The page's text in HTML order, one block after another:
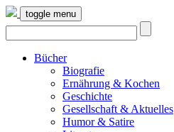
toggle menu
Bücher
Biografie
Ernährung & Kochen
Geschichte
Gesellschaft & Aktuelles
Humor & Satire